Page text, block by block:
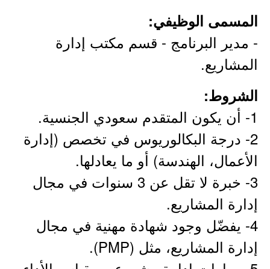
المسمى الوظيفي:
- مدير البرنامج - قسم مكتب إدارة
المشاريع.
الشروط:
1- أن يكون المتقدم سعودي الجنسية.
2- درجة البكالوريوس في تخصص (إدارة
الأعمال، الهندسة) أو ما يعادلها.
3- خبرة لا تقل عن 3 سنوات في مجال
إدارة المشاريع.
4- يفضّل وجود شهادة مهنية في مجال
إدارة المشاريع، مثل (PMP).